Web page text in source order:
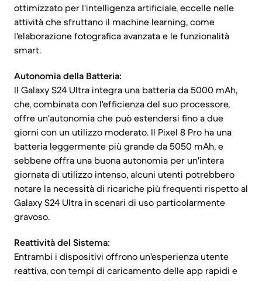
ottimizzato per l'intelligenza artificiale, eccelle nelle
attività che sfruttano il machine learning, come
l'elaborazione fotografica avanzata e le funzionalità
smart.
Autonomia della Batteria:
Il Galaxy S24 Ultra integra una batteria da 5000 mAh,
che, combinata con l'efficienza del suo processore,
offre un'autonomia che può estendersi fino a due
giorni con un utilizzo moderato. Il Pixel 8 Pro ha una
batteria leggermente più grande da 5050 mAh, e
sebbene offra una buona autonomia per un'intera
giornata di utilizzo intenso, alcuni utenti potrebbero
notare la necessità di ricariche più frequenti rispetto al
Galaxy S24 Ultra in scenari di uso particolarmente
gravoso.
Reattività del Sistema:
Entrambi i dispositivi offrono un'esperienza utente
reattiva, con tempi di caricamento delle app rapidi e